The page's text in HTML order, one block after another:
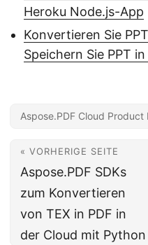
Heroku Node.js-App
Konvertieren Sie
Speichern Sie PPT
Aspose.PDF Cloud Product
« VORHERIGE SEITE
Aspose.PDF SDKs
zum Konvertieren
von TEX in PDF in
der Cloud mit Python